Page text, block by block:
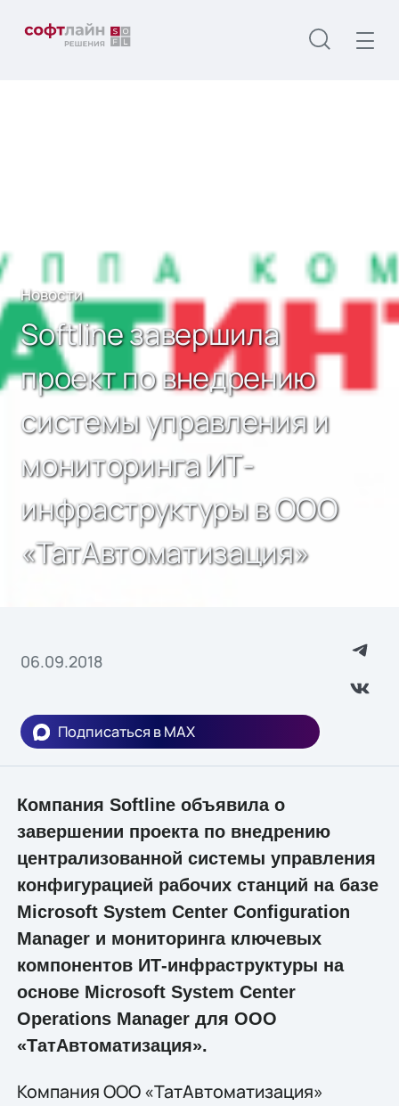
Новости
Softline завершила
проект по внедрению
системы управления и
мониторинга ИТ-
инфраструктуры в ООО
«ТатАвтоматизация»
06.09.2018
Подписаться в MAX
Компания Softline объявила о
завершении проекта по внедрению
централизованной системы управления
конфигурацией рабочих станций на базе
Microsoft System Center Configuration
Manager и мониторинга ключевых
компонентов ИТ-инфраструктуры на
основе Microsoft System Center
Operations Manager для ООО
«ТатАвтоматизация».
Компания ООО «ТатАвтоматизация»